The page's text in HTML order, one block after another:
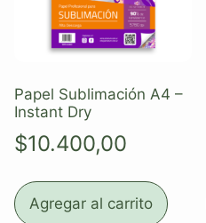
Papel Sublimación A4 –
Instant Dry
$10.400,00
Agregar al carrito